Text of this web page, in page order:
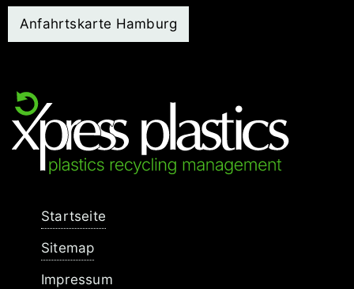
Anfahrtskarte Hamburg
Navigation
Startseite
Sitemap
Impressum